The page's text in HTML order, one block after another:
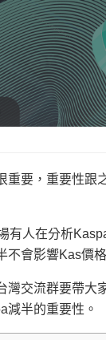
重要，重要性跟
人在分析
不會影響Kas價
交流群要帶大
減半的重要性。